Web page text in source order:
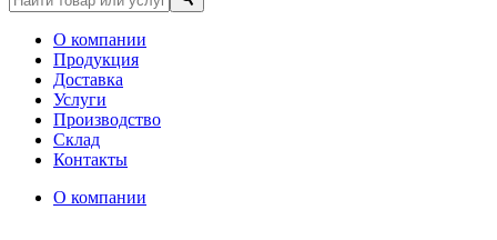
О компании
Продукция
Доставка
Услуги
Производство
Склад
Контакты
О компании